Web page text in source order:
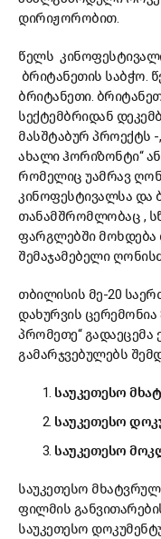
დირიჟორობით.
წელს
ბრიტანეთის საბჭო.
ბრიტანეთი.
სექტემბრიდან
მასშტაბურ პროექტს
ახალი ჰორიზონტი“
რომელიც უამრავ
კინოფესტივალსა და
თანამშრომლობაც ,
ფარგლებში მოხდება
შემაჯამებელი
თბილისის მე-20
დახურვის ცერემონია
პრომეთე“
გამარჯვებულებს
საუკეთესო
საუკეთესო
საუკეთესო
საუკეთესო
ფილმის
საუკეთესო